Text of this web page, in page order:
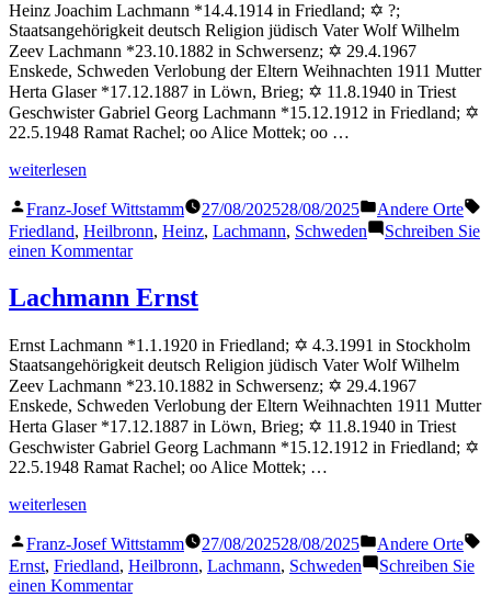
Heinz Joachim Lachmann *14.4.1914 in Friedland; ✡ ?;
Staatsangehörigkeit deutsch Religion jüdisch Vater Wolf Wilhelm
Zeev Lachmann *23.10.1882 in Schwersenz; ✡ 29.4.1967
Enskede, Schweden Verlobung der Eltern Weihnachten 1911 Mutter
Herta Glaser *17.12.1887 in Löwn, Brieg; ✡ 11.8.1940 in Triest
Geschwister Gabriel Georg Lachmann *15.12.1912 in Friedland; ✡
22.5.1948 Ramat Rachel; oo Alice Mottek; oo …
„Lachmann
weiterlesen
Veröffentlicht
von
Franz-Josef Wittstamm 27/08/202528/08/2025
Veröffentlicht
in
Andere Orte
Friedland, Heilbronn, Heinz, Lachmann, Schweden
Schreiben Sie
einen Kommentarzu
Heinz
Lachmann Ernst
Ernst Lachmann *1.1.1920 in Friedland; ✡ 4.3.1991 in Stockholm
Staatsangehörigkeit deutsch Religion jüdisch Vater Wolf Wilhelm
Zeev Lachmann *23.10.1882 in Schwersenz; ✡ 29.4.1967
Enskede, Schweden Verlobung der Eltern Weihnachten 1911 Mutter
Herta Glaser *17.12.1887 in Löwn, Brieg; ✡ 11.8.1940 in Triest
Geschwister Gabriel Georg Lachmann *15.12.1912 in Friedland; ✡
22.5.1948 Ramat Rachel; oo Alice Mottek; …
„Lachmann
weiterlesen
Veröffentlicht
von
Franz-Josef Wittstamm 27/08/202528/08/2025
Veröffentlicht
in
Andere Orte
Ernst, Friedland, Heilbronn, Lachmann, Schweden
Schreiben Sie
einen Kommentarzu